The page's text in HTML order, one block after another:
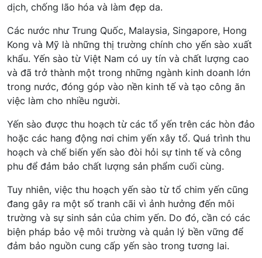
dịch, chống lão hóa và làm đẹp da.
Các nước như Trung Quốc, Malaysia, Singapore, Hong
Kong và Mỹ là những thị trường chính cho yến sào xuất
khẩu. Yến sào từ Việt Nam có uy tín và chất lượng cao
và đã trở thành một trong những ngành kinh doanh lớn
trong nước, đóng góp vào nền kinh tế và tạo công ăn
việc làm cho nhiều người.
Yến sào được thu hoạch từ các tổ yến trên các hòn đảo
hoặc các hang động nơi chim yến xây tổ. Quá trình thu
hoạch và chế biến yến sào đòi hỏi sự tinh tế và công
phu để đảm bảo chất lượng sản phẩm cuối cùng.
Tuy nhiên, việc thu hoạch yến sào từ tổ chim yến cũng
đang gây ra một số tranh cãi vì ảnh hưởng đến môi
trường và sự sinh sản của chim yến. Do đó, cần có các
biện pháp bảo vệ môi trường và quản lý bền vững để
đảm bảo nguồn cung cấp yến sào trong tương lai.